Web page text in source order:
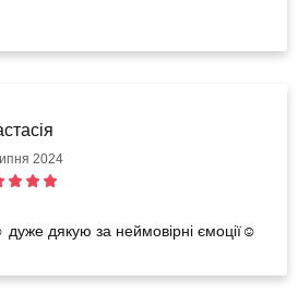
2024
дуже дякую за неймовірні ємоції☺️